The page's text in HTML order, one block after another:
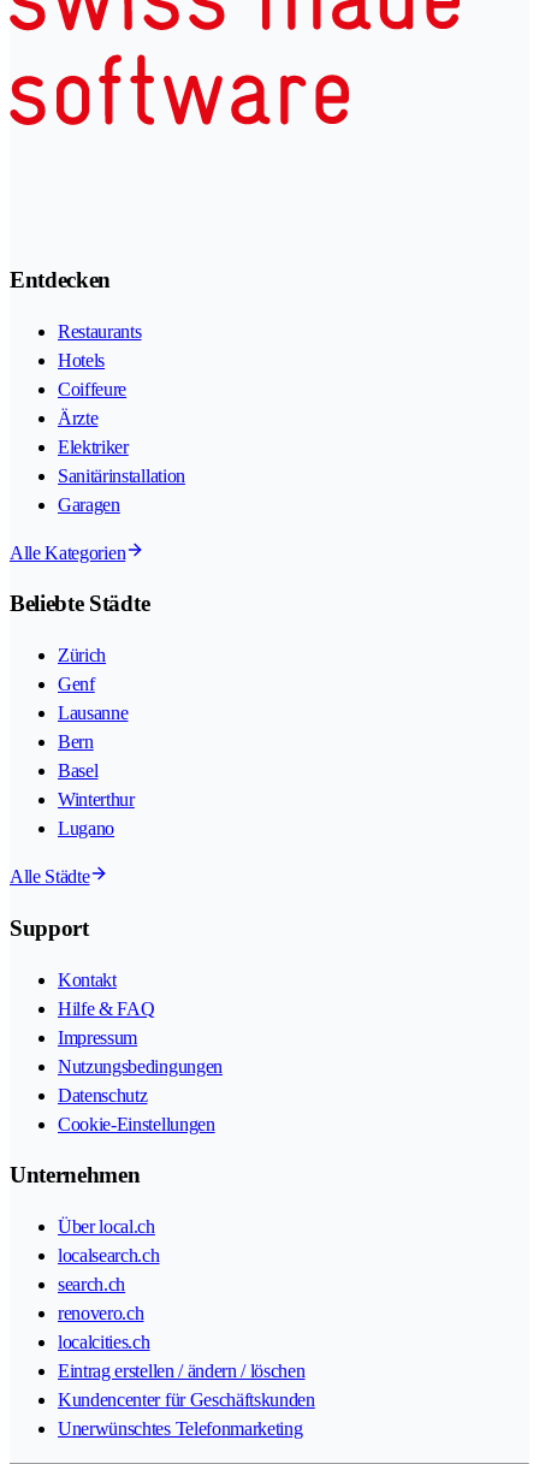
Entdecken
Restaurants
Hotels
Coiffeure
Ärzte
Elektriker
Sanitärinstallation
Garagen
Alle Kategorien
Beliebte Städte
Zürich
Genf
Lausanne
Bern
Basel
Winterthur
Lugano
Alle Städte
Support
Kontakt
Hilfe & FAQ
Impressum
Nutzungsbedingungen
Datenschutz
Cookie-Einstellungen
Unternehmen
Über local.ch
localsearch.ch
search.ch
renovero.ch
localcities.ch
Eintrag erstellen / ändern / löschen
Kundencenter für Geschäftskunden
Unerwünschtes Telefonmarketing